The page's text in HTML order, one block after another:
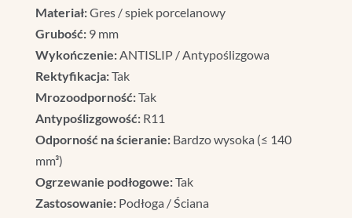
Materiał:Gres / spiek porcelanowy
Grubość:9 mm
Wykończenie:ANTISLIP / Antypoślizgowa
Rektyfikacja:Tak
Mrozoodporność:Tak
Antypoślizgowość:R11
Odporność na ścieranie:Bardzo wysoka (≤ 140
mm³)
Ogrzewanie podłogowe:Tak
Zastosowanie:Podłoga / Ściana